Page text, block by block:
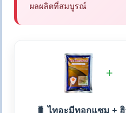
ผลผลิตที่สมบูรณ์
+
🐛 ไทอะมีทอกแซม +